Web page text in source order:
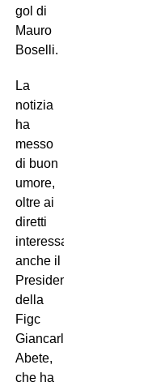
gol di
Mauro
Boselli.
La
notizia
ha
messo
di buon
umore,
oltre ai
diretti
interessati,
anche il
Presidente
della
Figc
Giancarlo
Abete,
che ha